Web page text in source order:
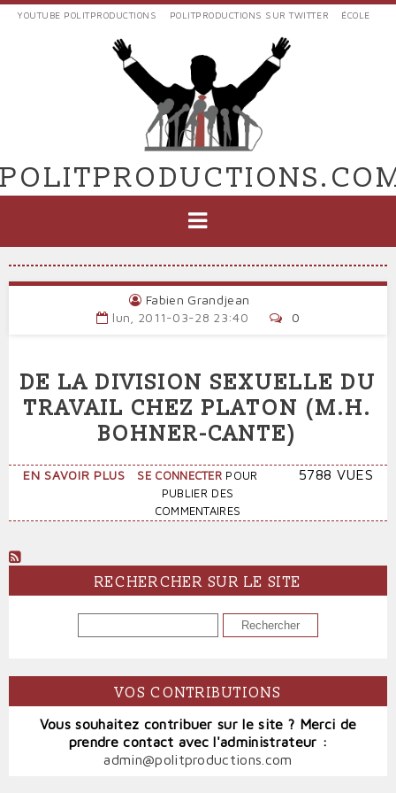
Aller
EXTERNES
POLIT'PRODUCTIONS
YOUTUBE POLITPRODUCTIONS POLITPRODUCTIONS SUR TWITTER ÉCOLE
PRINCIPALE
Fabien Grandjean
lun, 2011-03-28 23:40
0
DE LA DIVISION SEXUELLE DU
TRAVAIL CHEZ PLATON (M.H.
BOHNER-CANTE)
EN SAVOIR PLUS SUR
DU
TRAVAIL
CHEZ
PLATON
(M.H.
SE CONNECTER POUR
PUBLIER DES
COMMENTAIRES
5788 VUES
RECHERCHER SUR LE SITE
RECHERCHER
VOS CONTRIBUTIONS
Vous souhaitez contribuer sur le site ? Merci de
prendre contact avec l'administrateur :
admin@politproductions.com